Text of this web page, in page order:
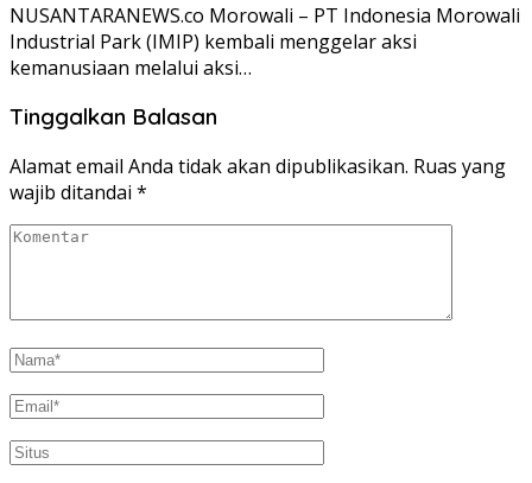
NUSANTARANEWS.co Morowali – PT Indonesia Morowali
Industrial Park (IMIP) kembali menggelar aksi
kemanusiaan melalui aksi…
Tinggalkan Balasan
Alamat email Anda tidak akan dipublikasikan. Ruas yang
wajib ditandai *